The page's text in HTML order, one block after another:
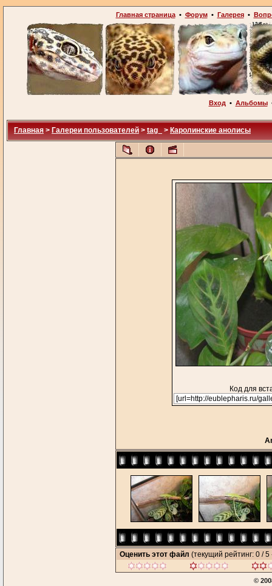
Главная страница• Форум• Галерея•
Вход • Альбомы
Главная > Галереи пользователей > tag_ > Каролинские анолисы
Код для
Оценить этот файл (текущий рейтинг: 0 / 5
©